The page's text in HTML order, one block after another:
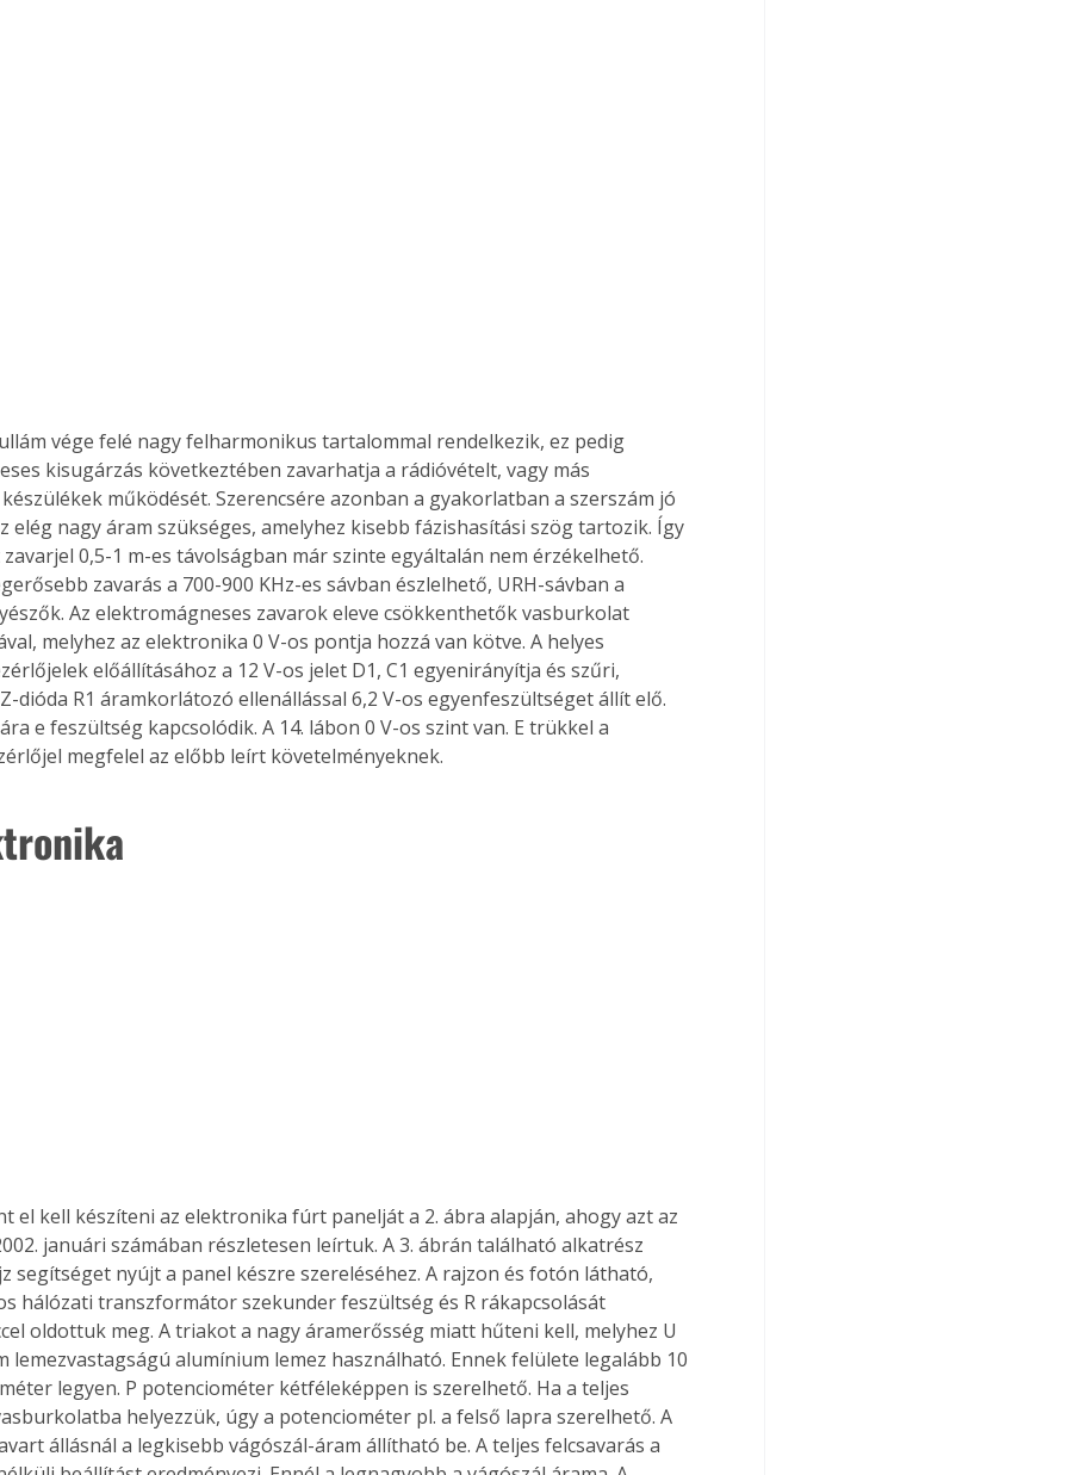
Gyógyító növények: a
természet kincsei az
kisugárzás következtében zavarhatja a rádióvételt, vagy más
működését. Szerencsére azonban a gyakorlatban a szerszám jó
elég nagy áram szükséges, amelyhez kisebb fázishasítási szög tartozik. Így
0,5-1 m-es távolságban már szinte egyáltalán nem érzékelhető.
zavarás a 700-900 KHz-es sávban észlelhető, URH-sávban a
Az elektromágneses zavarok eleve csökkenthetők vasburkolat
melyhez az elektronika 0 V-os pontja hozzá van kötve. A helyes
előállításához a 12 V-os jelet D1, C1 egyenirányítja és szűri,
dióda R1 áramkorlátozó ellenállással 6,2 V-os egyenfeszültséget állít elő.
e feszültség kapcsolódik. A 14. lábon 0 V-os szint van. E trükkel a
megfelel az előbb leírt követelményeknek.
el kell készíteni az elektronika fúrt panelját a 2. ábra alapján, ahogy azt az
januári számában részletesen leírtuk. A 3. ábrán található alkatrész
segítséget nyújt a panel készre szereléséhez. A rajzon és fotón látható,
hálózati transzformátor szekunder feszültség és R rákapcsolását
oldottuk meg. A triakot a nagy áramerősség miatt hűteni kell, melyhez U
lemezvastagságú alumínium lemez használható. Ennek felülete legalább 10
legyen. P potenciométer kétféleképpen is szerelhető. Ha a teljes
helyezzük, úgy a potenciométer pl. a felső lapra szerelhető. A
állásnál a legkisebb vágószál-áram állítható be. A teljes felcsavarás a